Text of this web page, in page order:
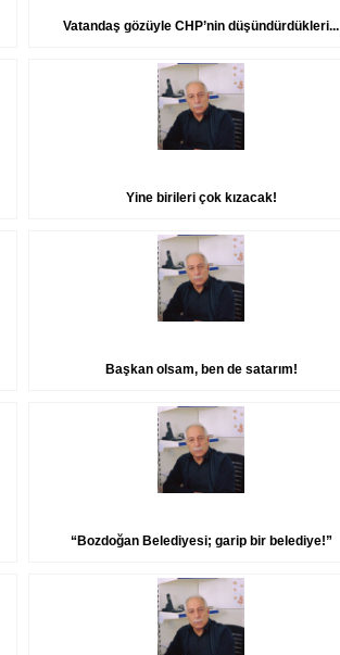
Vatandaş gözüyle CHP’nin düşündürdükleri...
Yine birileri çok kızacak!
Başkan olsam, ben de satarım!
“Bozdoğan Belediyesi; garip bir belediye!”